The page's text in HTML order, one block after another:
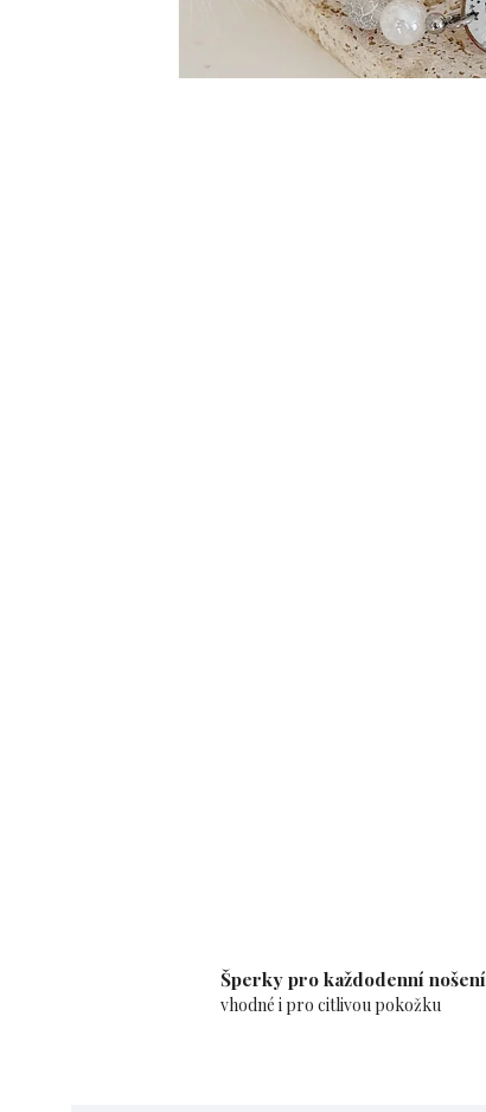
Šperky pro každodenní nošení
vhodné i pro citlivou pokožku